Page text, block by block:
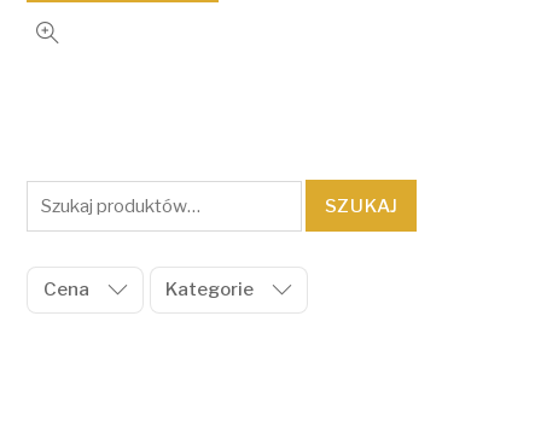
Szukaj:
SZUKAJ
Cena Kategorie